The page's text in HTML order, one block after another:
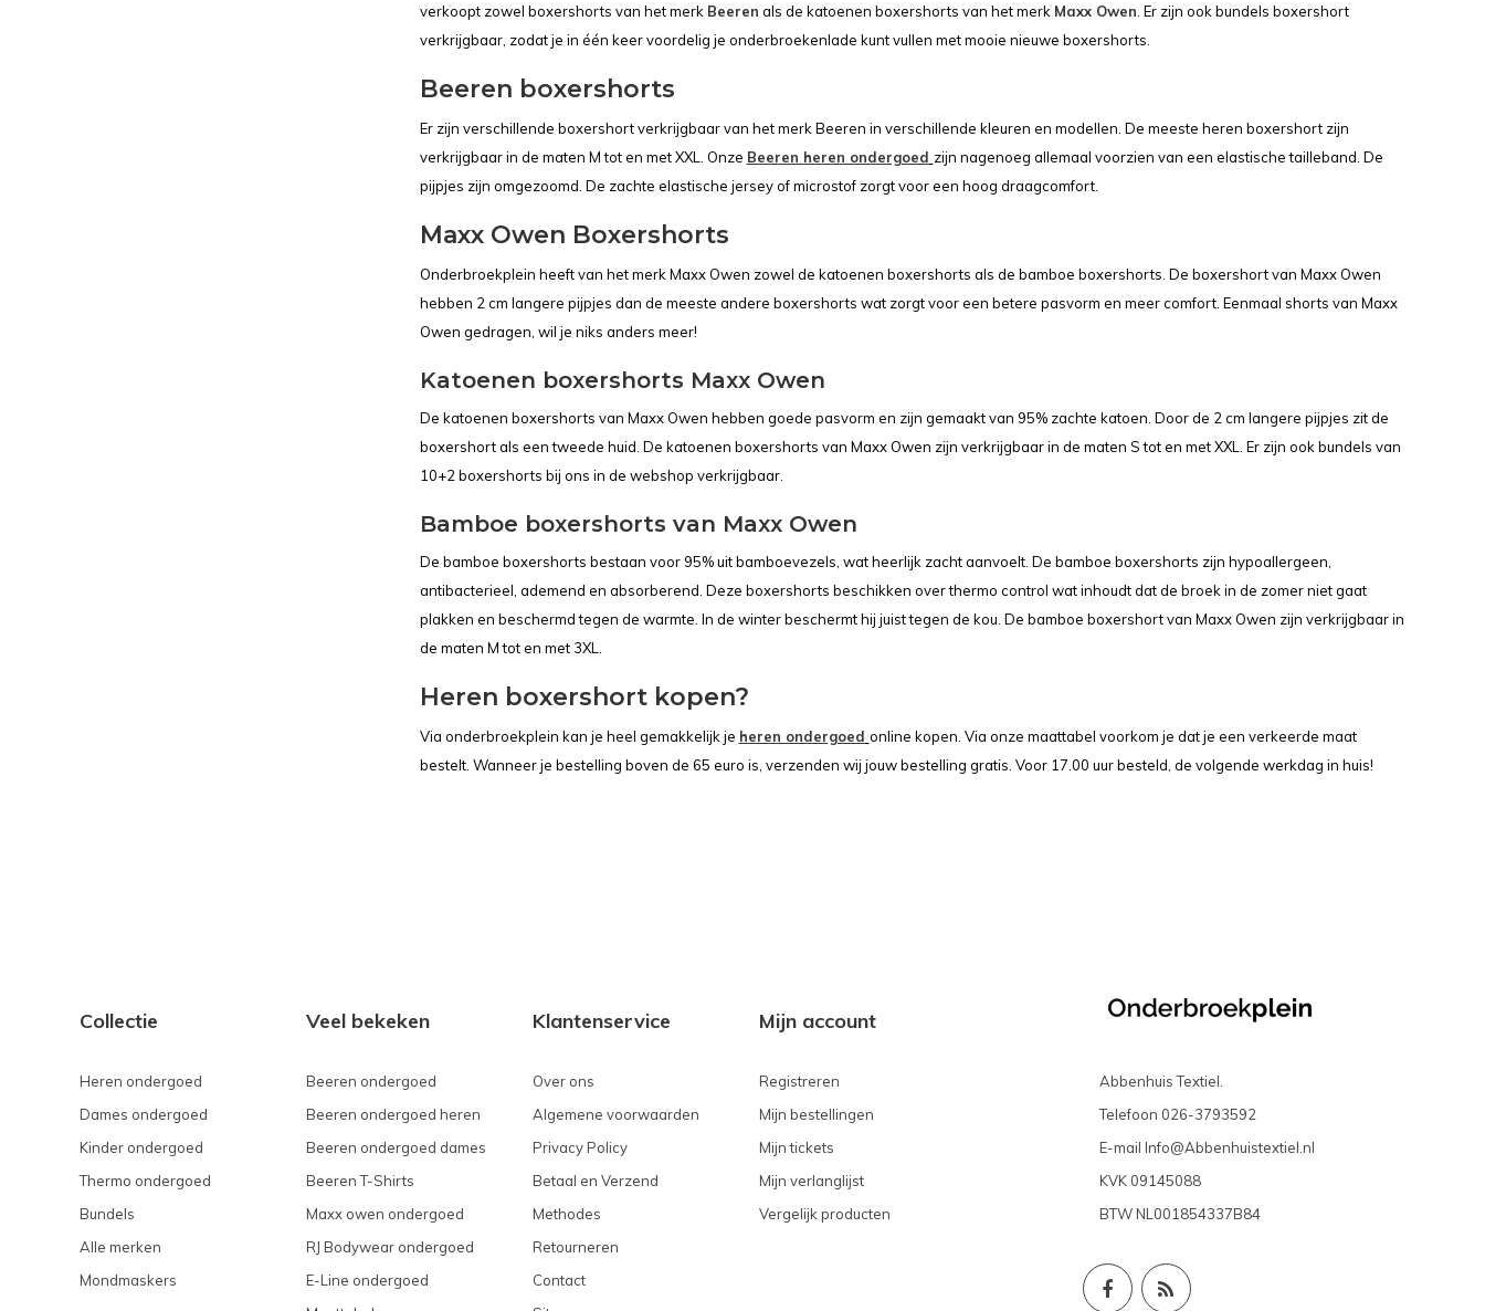
verkoopt zowel boxershorts van het merk Beeren als de katoenen boxershorts van het merk Maxx Owen. Er zijn ook bundels boxershort
verkrijgbaar, zodat je in één keer voordelig je onderbroekenlade kunt vullen met mooie nieuwe boxershorts.
Beeren boxershorts
Er zijn verschillende boxershort verkrijgbaar van het merk Beeren in verschillende kleuren en modellen. De meeste heren boxershort zijn
verkrijgbaar in de maten M tot en met XXL. Onze Beeren heren ondergoed zijn nagenoeg allemaal voorzien van een elastische tailleband. De
pijpjes zijn omgezoomd. De zachte elastische jersey of microstof zorgt voor een hoog draagcomfort.
Maxx Owen Boxershorts
Onderbroekplein heeft van het merk Maxx Owen zowel de katoenen boxershorts als de bamboe boxershorts. De boxershort van Maxx Owen
hebben 2 cm langere pijpjes dan de meeste andere boxershorts wat zorgt voor een betere pasvorm en meer comfort. Eenmaal shorts van Maxx
Owen gedragen, wil je niks anders meer!
Katoenen boxershorts Maxx Owen
De katoenen boxershorts van Maxx Owen hebben goede pasvorm en zijn gemaakt van 95% zachte katoen. Door de 2 cm langere pijpjes zit de
boxershort als een tweede huid. De katoenen boxershorts van Maxx Owen zijn verkrijgbaar in de maten S tot en met XXL. Er zijn ook bundels van
10+2 boxershorts bij ons in de webshop verkrijgbaar.
Bamboe boxershorts van Maxx Owen
De bamboe boxershorts bestaan voor 95% uit bamboevezels, wat heerlijk zacht aanvoelt. De bamboe boxershorts zijn hypoallergeen,
antibacterieel, ademend en absorberend. Deze boxershorts beschikken over thermo control wat inhoudt dat de broek in de zomer niet gaat
plakken en beschermd tegen de warmte. In de winter beschermt hij juist tegen de kou. De bamboe boxershort van Maxx Owen zijn verkrijgbaar in
de maten M tot en met 3XL.
Heren boxershort kopen?
Via onderbroekplein kan je heel gemakkelijk je heren ondergoed online kopen. Via onze maattabel voorkom je dat je een verkeerde maat
bestelt. Wanneer je bestelling boven de 65 euro is, verzenden wij jouw bestelling gratis. Voor 17.00 uur besteld, de volgende werkdag in huis!
Collectie
Heren ondergoed
Dames ondergoed
Kinder ondergoed
Thermo ondergoed
Bundels
Alle merken
Mondmaskers
Veel bekeken
Beeren ondergoed
Beeren ondergoed heren
Beeren ondergoed dames
Beeren T-Shirts
Maxx owen ondergoed
RJ Bodywear ondergoed
E-Line ondergoed
Klantenservice
Over ons
Algemene voorwaarden
Privacy Policy
Betaal en Verzend
Methodes
Retourneren
Contact
Mijn account
Registreren
Mijn bestellingen
Mijn tickets
Mijn verlanglijst
Vergelijk producten
Abbenhuis Textiel.
Telefoon 026-3793592
E-mail Info@Abbenhuistextiel.nl
KVK 09145088
BTW NL001854337B84